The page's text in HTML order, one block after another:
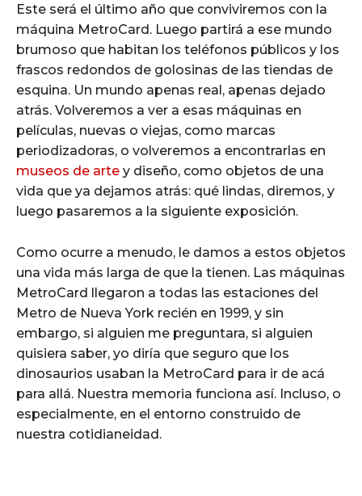
Este será el último año que conviviremos con la
máquina MetroCard. Luego partirá a ese mundo
brumoso que habitan los teléfonos públicos y los
frascos redondos de golosinas de las tiendas de
esquina. Un mundo apenas real, apenas dejado
atrás. Volveremos a ver a esas máquinas en
películas, nuevas o viejas, como marcas
periodizadoras, o volveremos a encontrarlas en
museos de arte y diseño, como objetos de una
vida que ya dejamos atrás: qué lindas, diremos, y
luego pasaremos a la siguiente exposición.
Como ocurre a menudo, le damos a estos objetos
una vida más larga de que la tienen. Las máquinas
MetroCard llegaron a todas las estaciones del
Metro de Nueva York recién en 1999, y sin
embargo, si alguien me preguntara, si alguien
quisiera saber, yo diría que seguro que los
dinosaurios usaban la MetroCard para ir de acá
para allá. Nuestra memoria funciona así. Incluso, o
especialmente, en el entorno construido de
nuestra cotidianeidad.